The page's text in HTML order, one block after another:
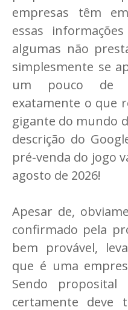
empresas têm
essas
algumas não
simplesmente se
um pouco de
exatamente o que
gigante do mundo
descrição do
pré-venda do jogo
agosto de 2026!
Apesar de,
confirmado pela
bem provável,
que é uma
Sendo
certamente deve